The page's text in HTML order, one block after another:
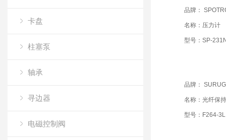
卡盘
柱塞泵
轴承
寻边器
电磁控制阀
品牌：
名称：压力计
型号：SP-
品牌：
名称：光纤保
型号：F264-3L